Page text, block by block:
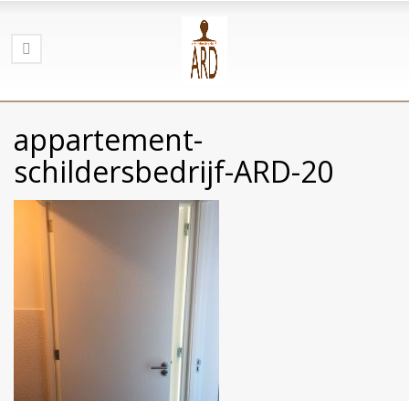
appartement-
schildersbedrijf-ARD-20